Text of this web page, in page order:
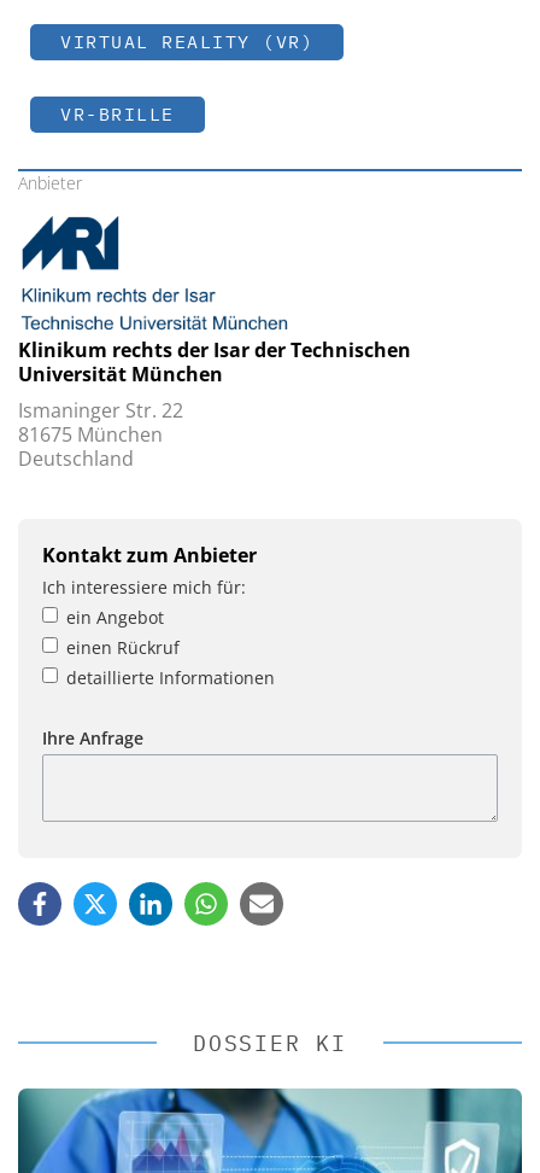
VIRTUAL REALITY (VR)
VR-BRILLE
Anbieter
Klinikum rechts der Isar der Technischen
Universität München
Ismaninger Str. 22
81675 München
Deutschland
Kontakt zum Anbieter
Ich interessiere mich für:
ein Angebot
einen Rückruf
detaillierte Informationen
Ihre Anfrage
DOSSIER KI